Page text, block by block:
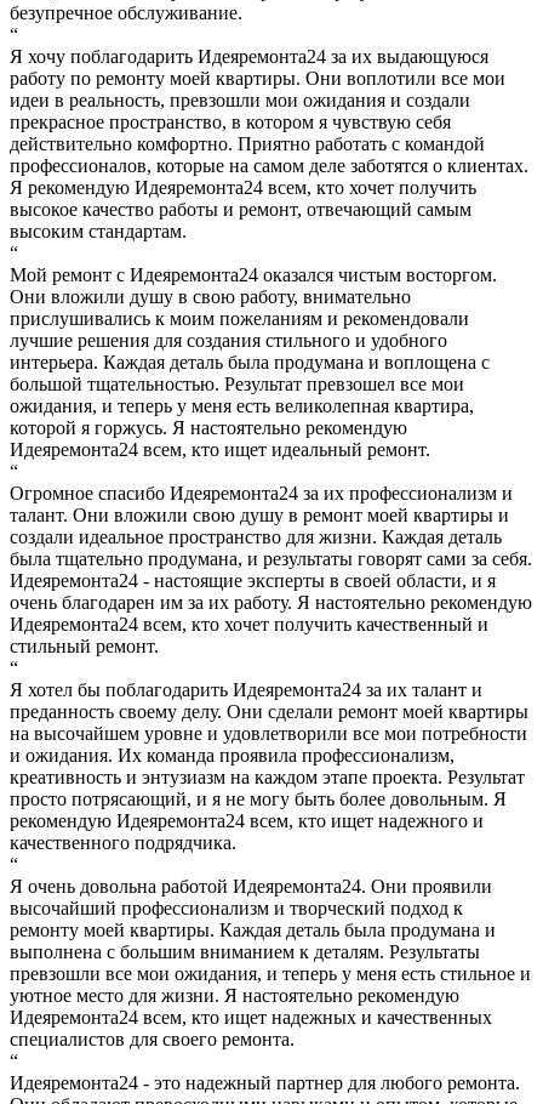
безупречное обслуживание.
“
Я хочу поблагодарить Идеяремонта24 за их выдающуюся
работу по ремонту моей квартиры. Они воплотили все мои
идеи в реальность, превзошли мои ожидания и создали
прекрасное пространство, в котором я чувствую себя
действительно комфортно. Приятно работать с командой
профессионалов, которые на самом деле заботятся о клиентах.
Я рекомендую Идеяремонта24 всем, кто хочет получить
высокое качество работы и ремонт, отвечающий самым
высоким стандартам.
“
Мой ремонт с Идеяремонта24 оказался чистым восторгом.
Они вложили душу в свою работу, внимательно
прислушивались к моим пожеланиям и рекомендовали
лучшие решения для создания стильного и удобного
интерьера. Каждая деталь была продумана и воплощена с
большой тщательностью. Результат превзошел все мои
ожидания, и теперь у меня есть великолепная квартира,
которой я горжусь. Я настоятельно рекомендую
Идеяремонта24 всем, кто ищет идеальный ремонт.
“
Огромное спасибо Идеяремонта24 за их профессионализм и
талант. Они вложили свою душу в ремонт моей квартиры и
создали идеальное пространство для жизни. Каждая деталь
была тщательно продумана, и результаты говорят сами за себя.
Идеяремонта24 - настоящие эксперты в своей области, и я
очень благодарен им за их работу. Я настоятельно рекомендую
Идеяремонта24 всем, кто хочет получить качественный и
стильный ремонт.
“
Я хотел бы поблагодарить Идеяремонта24 за их талант и
преданность своему делу. Они сделали ремонт моей квартиры
на высочайшем уровне и удовлетворили все мои потребности
и ожидания. Их команда проявила профессионализм,
креативность и энтузиазм на каждом этапе проекта. Результат
просто потрясающий, и я не могу быть более довольным. Я
рекомендую Идеяремонта24 всем, кто ищет надежного и
качественного подрядчика.
“
Я очень довольна работой Идеяремонта24. Они проявили
высочайший профессионализм и творческий подход к
ремонту моей квартиры. Каждая деталь была продумана и
выполнена с большим вниманием к деталям. Результаты
превзошли все мои ожидания, и теперь у меня есть стильное и
уютное место для жизни. Я настоятельно рекомендую
Идеяремонта24 всем, кто ищет надежных и качественных
специалистов для своего ремонта.
“
Идеяремонта24 - это надежный партнер для любого ремонта.